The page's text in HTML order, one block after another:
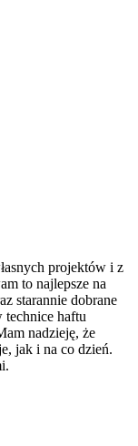
projektów i z
to najlepsze na
starannie dobrane
technice haftu
nadzieję, że
jak i na co dzień.